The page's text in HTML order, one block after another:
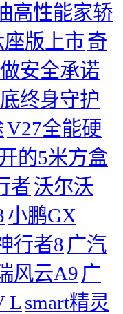
高性能家轿
座版上市奇
安全承诺
终身守护
V27全能硬
的5米方盒
者沃尔沃
小鹏GX
行者8 广汽
风云A9 广
L smart精灵